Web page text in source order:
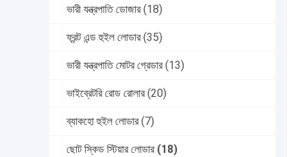
ভারী যন্ত্রপাতি ডোজার (18)
ফ্রন্ট এন্ড হুইল লোডার (35)
ভারী যন্ত্রপাতি মোটর গ্রেডার (13)
ভাইব্রেটরি রোড রোলার (20)
ব্যাকহো হুইল লোডার (7)
ছোট স্কিড স্টিয়ার লোডার (18)